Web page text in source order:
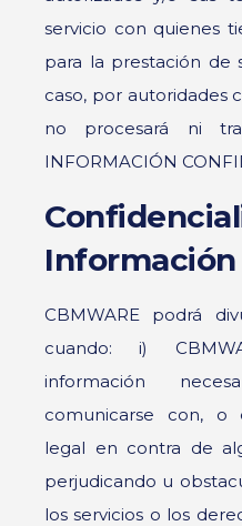
servicio con quienes
para la prestación de
caso, por autoridades
no procesará ni
INFORMACIÓN
Información
CBMWARE podrá
cuando: i)
información
comunicarse con, o
legal en contra de
perjudicando u
los servicios o los